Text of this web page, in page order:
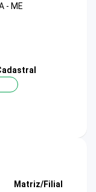
- ME
Matriz/Filial